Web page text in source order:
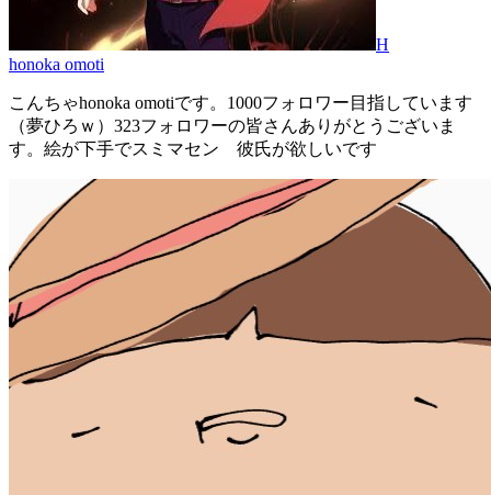
H
honoka omoti
こんちゃhonoka omotiです。1000フォロワー目指しています
（夢ひろｗ）323フォロワーの皆さんありがとうございま
す。絵が下手でスミマセン 彼氏が欲しいです